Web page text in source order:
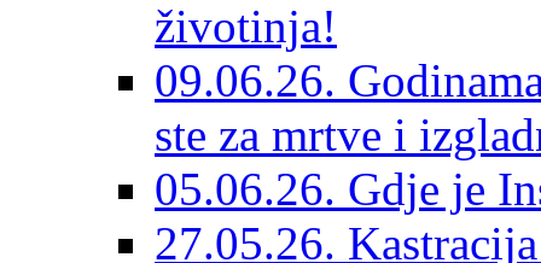
životinja!
09.06.26.
ste za mrtve i
05.06.26. Gdje je
27.05.26.